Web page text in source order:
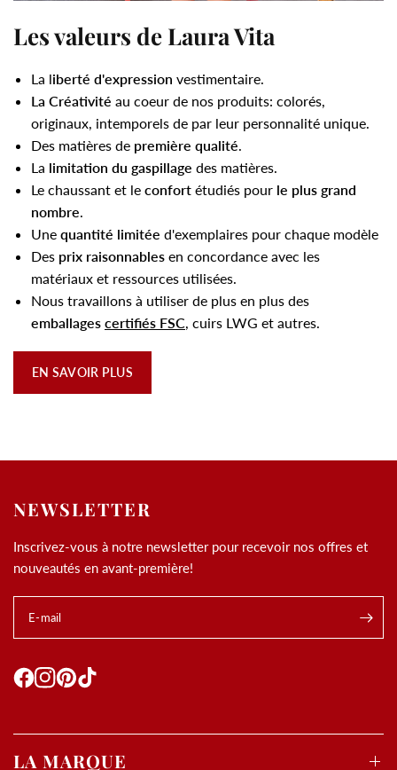
Les valeurs de Laura Vita
La liberté d'expression vestimentaire.
La Créativité au coeur de nos produits: colorés,
originaux, intemporels de par leur personnalité unique.
Des matières de première qualité.
La limitation du gaspillage des matières.
Le chaussant et le confort étudiés pour le plus grand
nombre.
Une quantité limitée d'exemplaires pour chaque modèle
Des prix raisonnables en concordance avec les
matériaux et ressources utilisées.
Nous travaillons à utiliser de plus en plus des
emballages certifiés FSC, cuirs LWG et autres.
EN SAVOIR PLUS
NEWSLETTER
Inscrivez-vous à notre newsletter pour recevoir nos offres et
nouveautés en avant-première!
E-mail
LA MARQUE